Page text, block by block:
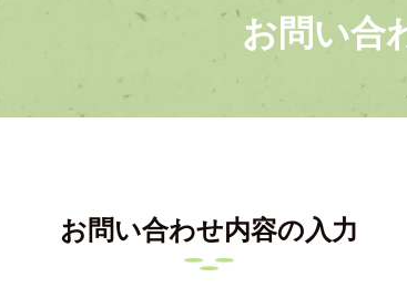
お問い合
お問い合わせ内容の入力